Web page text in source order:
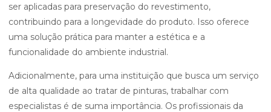
ser aplicadas para preservação do revestimento,
contribuindo para a longevidade do produto. Isso oferece
uma solução prática para manter a estética e a
funcionalidade do ambiente industrial.
Adicionalmente, para uma instituição que busca um serviço
de alta qualidade ao tratar de pinturas, trabalhar com
especialistas é de suma importância. Os profissionais da